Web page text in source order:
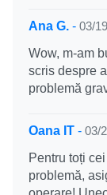
Ana G. - 03/
Wow, m-am
scris despre
problemă
Oana IT - 03/
Pentru toți
problemă,